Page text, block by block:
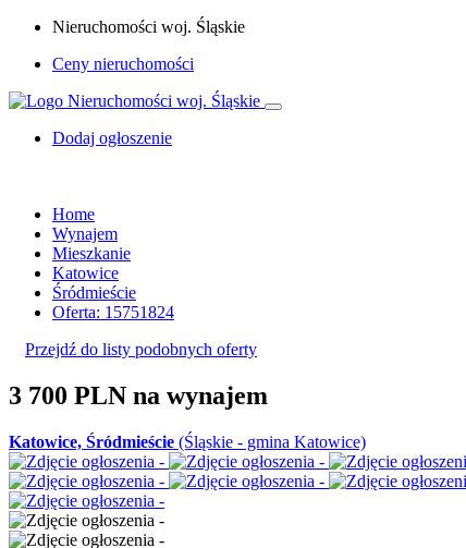
Nieruchomości woj. Śląskie
Ceny nieruchomości
Dodaj ogłoszenie
Home
Wynajem
Mieszkanie
Katowice
Śródmieście
Oferta: 15751824
Przejdź do listy podobnych oferty
3 700 PLN na wynajem
Katowice, Śródmieście (Śląskie - gmina Katowice)